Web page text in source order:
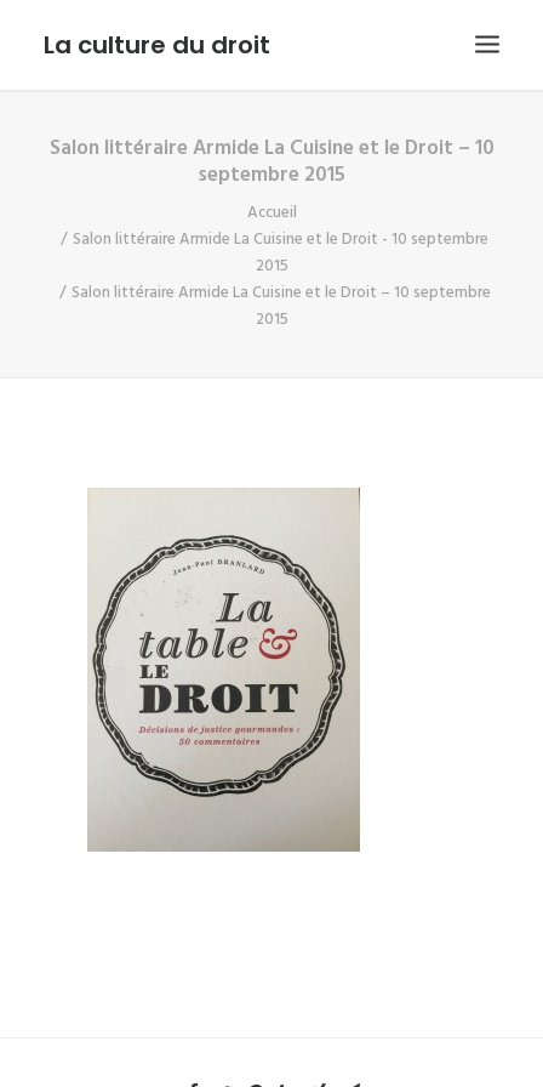
La culture du droit
EDITO
LES INTERVIEWS D’ARMIDE
LE SERVICE PUBLIC DANS TOUT SON ETAT
Salon littéraire Armide La Cuisine et le Droit – 10
septembre 2015
Accueil
Salon littéraire Armide La Cuisine et le Droit - 10 septembre
2015
Salon littéraire Armide La Cuisine et le Droit – 10 septembre
2015